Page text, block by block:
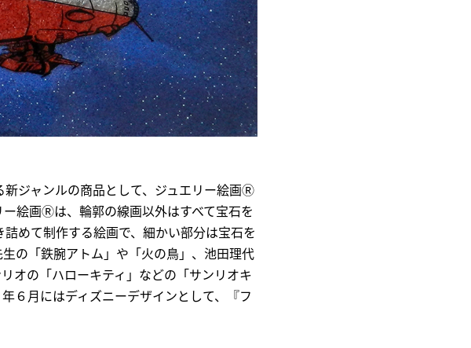
ジャンルの商品として、ジュエリー絵画Ⓡ
絵画Ⓡは、輪郭の線画以外はすべて宝石を
めて制作する絵画で、細かい部分は宝石を
の「鉄腕アトム」や「火の鳥」、池田理代
オの「ハローキティ」などの「サンリオキ
６月にはディズニーデザインとして、『フ